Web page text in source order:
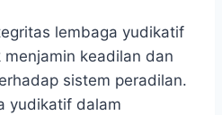
lembaga yudikatif
keadilan dan
sistem peradilan.
yudikatif dalam